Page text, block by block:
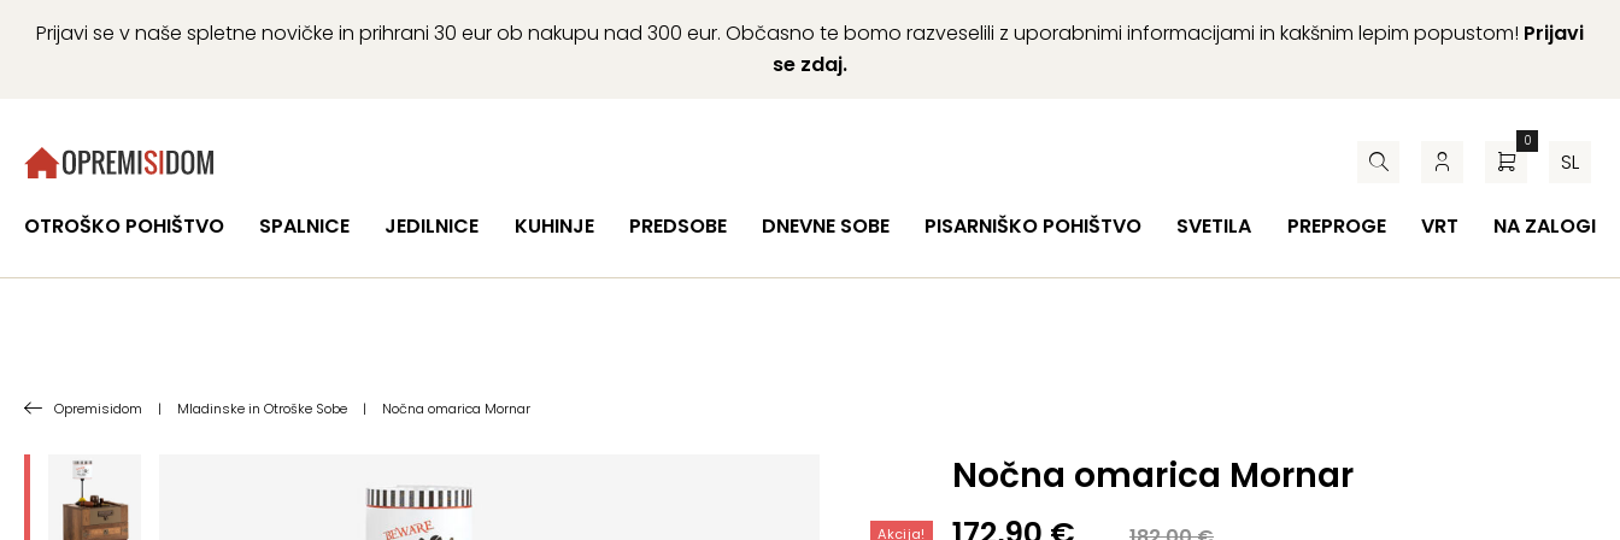
Prijavi se v naše spletne novičke in prihrani 30 eur ob nakupu nad 300 eur. Občasno te bomo razveselili z uporabnimi informacijami in kakšnim lepim popustom! Prijavi
se zdaj.
0
SL
OTROŠKO POHIŠTVO SPALNICE JEDILNICE KUHINJE PREDSOBE DNEVNE SOBE PISARNIŠKO POHIŠTVO SVETILA PREPROGE VRT NA ZALOGI
Opremisidom | Mladinske in Otroške Sobe | Nočna omarica Mornar
Nočna omarica Mornar
Akcija!